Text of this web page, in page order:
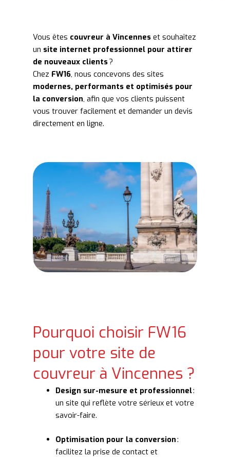
Vous êtes couvreur à Vincenneset souhaitez
un site internet professionnel pour attirer
de nouveaux clients?
Chez FW16, nous concevons des sites
modernes, performants et optimisés pour
la conversion, afin que vos clients puissent
vous trouver facilement et demander un devis
directement en ligne.
Pourquoi choisir FW16
pour votre site de
couvreur à Vincennes ?
Design sur-mesure et professionnel:
un site qui reflète votre sérieux et votre
savoir-faire.
Optimisation pour la conversion:
facilitez la prise de contact et